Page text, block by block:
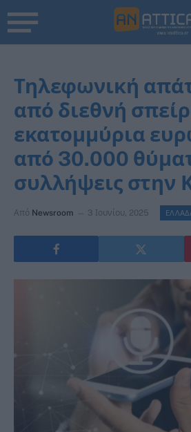
Τηλεφωνική
από διεθνή
εκατομμύρια
από 30.000
συλλήψεις στην
Από Newsroom 3 Ιουνίου, 2025